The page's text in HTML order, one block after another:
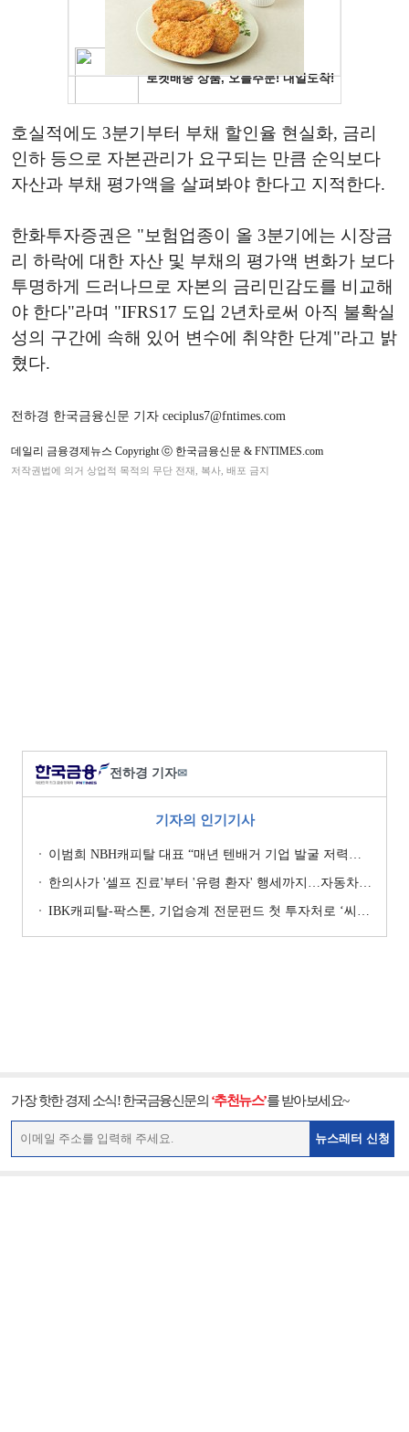
호실적에도 3분기부터 부채 할인율 현실화, 금리
인하 등으로 자본관리가 요구되는 만큼 순익보다
자산과 부채 평가액을 살펴봐야 한다고 지적한다.
한화투자증권은 "보험업종이 올 3분기에는 시장금
리 하락에 대한 자산 및 부채의 평가액 변화가 보다
투명하게 드러나므로 자본의 금리민감도를 비교해
야 한다"라며 "IFRS17 도입 2년차로써 아직 불확실
성의 구간에 속해 있어 변수에 취약한 단계"라고 밝
혔다.
전하경 한국금융신문 기자 ceciplus7@fntimes.com
데일리 금융경제뉴스 Copyright ⓒ 한국금융신문 & FNTIMES.com
저작권법에 의거 상업적 목적의 무단 전재, 복사, 배포 금지
전하경 기자✉
기자의 인기기사
이범희 NBH캐피탈 대표 “매년 텐배거 기업 발굴 저력…올해 ROE 20% 목표”
한의사가 '셀프 진료'부터 '유령 환자' 행세까지…자동차보험 악용 심각 [경상환자 8주룰 도입 초읽기]
IBK캐피탈-팍스톤, 기업승계 전문펀드 첫 투자처로 ‘씨엠디기술단’ 낙점 [캐피탈사 돋보기]
가장 핫한 경제 소식! 한국금융신문의 ‘추천뉴스’를 받아보세요~
뉴스레터 신청